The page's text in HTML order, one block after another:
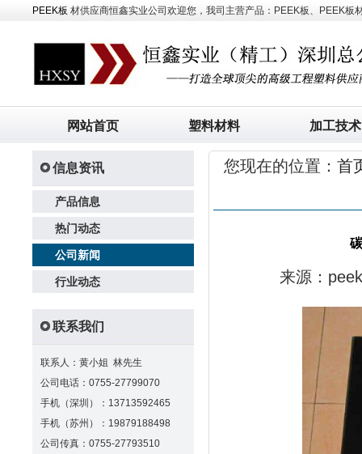
PEEK板 材供应商恒鑫实业公司欢迎您，我司主营产品：PEEK板、PEEK板
网站首页 塑料材料 加工技术
信息资讯
产品信息
热门动态
公司新闻
行业动态
联系我们
联系人：黄小姐 林先生
公司电话：0755-27799070
手机（深圳）：13713592465
手机（苏州）：19879188498
公司传真：0755-27793510
您现在的位置： 首
来源：